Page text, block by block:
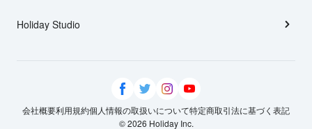
Holiday Studio
会社概要利用規約個人情報の取扱いについて特定商取引法に基づく表記
© 2026 Holiday Inc.